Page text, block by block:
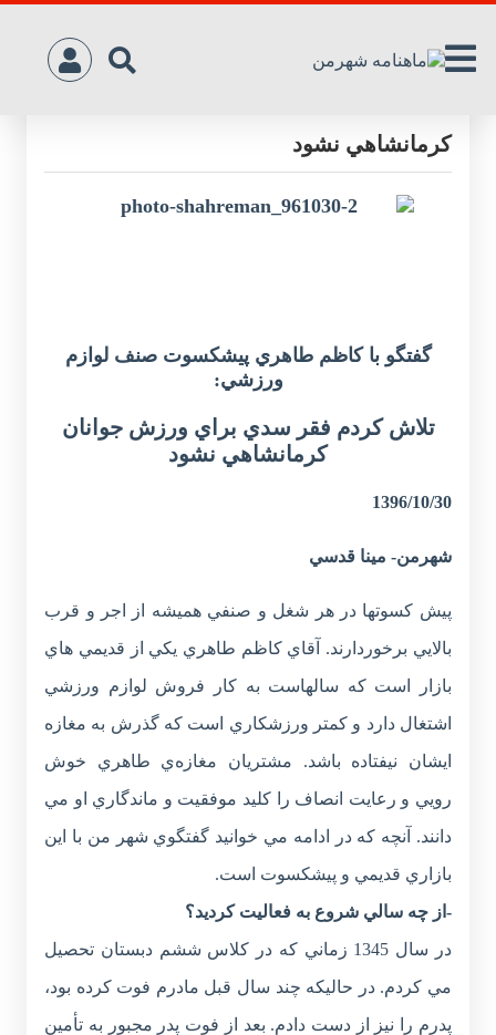
تلاش کردم فقر سدي براي ورزش جوانان
کرمانشاهي نشود
گفتگو با کاظم طاهري پيشکسوت صنف لوازم
ورزشي:
تلاش کردم فقر سدي براي ورزش جوانان
کرمانشاهي نشود
1396/10/30
شهرمن- مينا قدسي
پيش کسوتها در هر شغل و صنفي هميشه از اجر و قرب
بالايي برخوردارند. آقاي کاظم طاهري يکي از قديمي هاي
بازار است که سالهاست به کار فروش لوازم ورزشي
اشتغال دارد و کمتر ورزشکاري است که گذرش به مغازه
ايشان نيفتاده باشد. مشتريان مغازه‌ي طاهري خوش
رويي و رعايت انصاف را کليد موفقيت و ماندگاري او مي
دانند. آنچه که در ادامه مي خوانيد گفتگوي شهر من با اين
بازاري قديمي و پيشکسوت است.
-از چه سالي شروع به فعاليت کرديد؟
در سال 1345 زماني که در کلاس ششم دبستان تحصيل
مي کردم. در حاليکه چند سال قبل مادرم فوت کرده بود،
پدرم را نيز از دست دادم. بعد از فوت پدر مجبور به تأمين